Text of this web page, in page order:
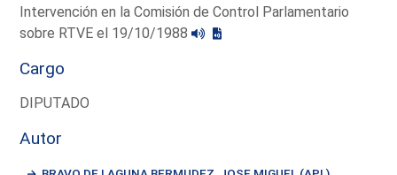
Intervención en la Comisión de Control Parlamentario
sobre RTVE el 19/10/1988
Cargo
DIPUTADO
Autor